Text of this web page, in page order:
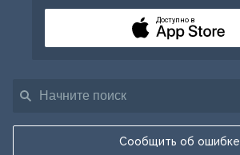
Сообщить об ошибке
Доступно в